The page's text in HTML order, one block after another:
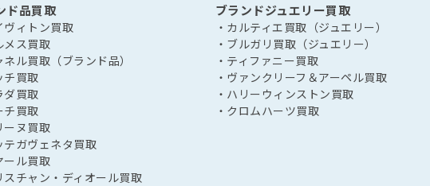
ド品買取
ヴィトン買取
メス買取
ル買取（ブランド品）
チ買取
ダ買取
チ買取
ーヌ買取
テガヴェネタ買取
ール買取
スチャン・ディオール買取
ブランドジュエリー買取
・カルティエ買取（ジュエリー）
・ブルガリ買取（ジュエリー）
・ティファニー買取
・ヴァンクリーフ＆アーペル買取
・ハリーウィンストン買取
・クロムハーツ買取